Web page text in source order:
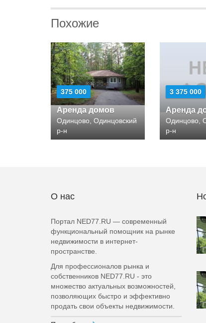
Похожие
375 000
Аренда домов
Одинцово, Одинцовский
р-н
3 375 000
Аренда
Одинцово,
р-н
О нас
Портал NED77.RU — современный
функциональный помощник на рынке
недвижимости в интернет-
пространстве.
Для профессионалов рынка и
собственников NED77.RU - это
множество актуальных возможностей,
позволяющих быстро и эффективно
продать свои объекты недвижимости.